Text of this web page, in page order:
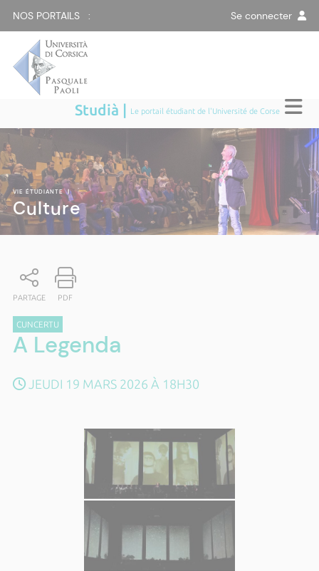
NOS PORTAILS : Se connecter
Studià | Le portail étudiant de l'Université de Corse
VIE ÉTUDIANTE|
Culture
PARTAGE PDF
CUNCERTU
A Legenda
JEUDI 19 MARS 2026 À 18H30